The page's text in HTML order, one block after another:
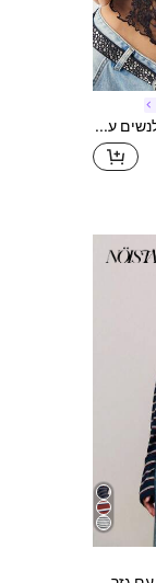
Bohemela חולצת טי לנשים עם צווארון סירה וסריגה בגזרה ניגודית, סריגה בגזרה רגילה ושוליים אסימטריים